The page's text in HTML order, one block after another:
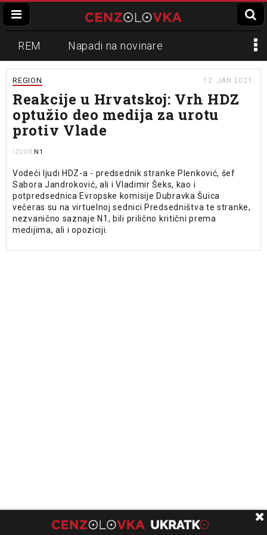
REM Napadi na novinare
Zvučni top
Propaganda Lokalni mediji
Informer Slavko Ćuruvija
REGION 12. JAN 2021.
Reakcije u Hrvatskoj: Vrh HDZ
optužio deo medija za urotu
protiv Vlade
IZVOR N1
Vodeći ljudi HDZ-a - predsednik stranke Plenković, šef
Sabora Jandroković, ali i Vladimir Šeks, kao i
potpredsednica Evropske komisije Dubravka Šuica
večeras su na virtuelnoj sednici Predsedništva te stranke,
nezvanično saznaje N1, bili prilično kritični prema
medijima, ali i opoziciji.